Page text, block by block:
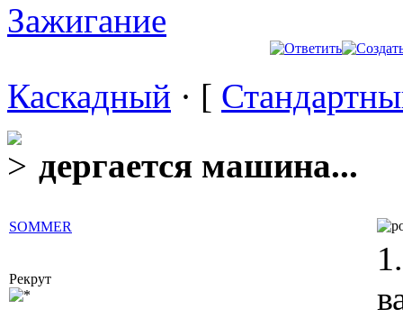
Зажигание
Каскадный · [
дергается машина...
SOMMER
Рекрут